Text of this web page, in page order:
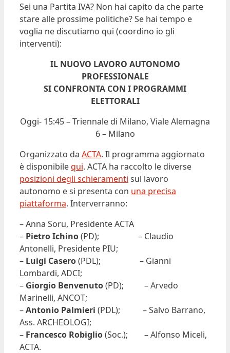
Sei una Partita IVA? Non hai capito da che parte
stare alle prossime politiche? Se hai tempo e
voglia ne discutiamo qui (coordino io gli
interventi):
IL NUOVO LAVORO AUTONOMO
PROFESSIONALE
SI CONFRONTA CON I PROGRAMMI
ELETTORALI
Oggi- 15:45 – Triennale di Milano, Viale Alemagna
6 – Milano
Organizzato da ACTA. Il programma aggiornato
è disponibilequi. ACTA ha raccolto le diverse
posizioni degli schieramenti sul lavoro
autonomo e si presenta con una precisa
piattaforma. Interverranno:
– Anna Soru, Presidente ACTA
– Pietro Ichino(PD); – Claudio
Antonelli, Presidente PIU;
– Luigi Casero(PDL); – Gianni
Lombardi, ADCI;
– Giorgio Benvenuto(PD); – Arvedo
Marinelli, ANCOT;
–Antonio Palmieri (PDL); – Salvo Barrano,
Ass. ARCHEOLOGI;
– Francesco Robiglio(Soc.); – Alfonso Miceli,
ACTA.